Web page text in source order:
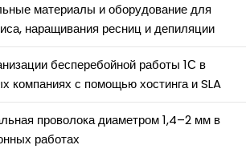
материалы и оборудование для
наращивания ресниц и депиляции
бесперебойной работы 1С в
компаниях с помощью хостинга и SLA
проволока диаметром 1,4–2 мм в
работах